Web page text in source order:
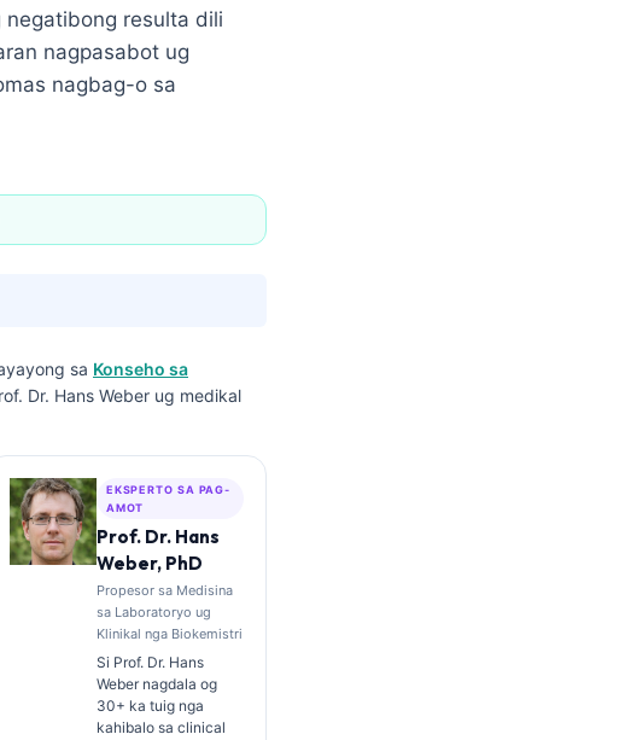
negatibong resulta dili
nagpasabot ug
nagbag-o sa
sa Konseho sa
Dr. Hans Weber ug medikal
EKSPERTO SA PAG-
AMOT
Prof. Dr. Hans
Weber, PhD
Propesor sa Medisina
sa Laboratoryo ug
Klinikal nga Biokemistri
Si Prof. Dr. Hans
Weber nagdala og
30+ ka tuig nga
kahibalo sa clinical